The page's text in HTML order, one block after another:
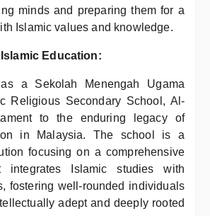
minds and preparing them for a
Islamic values and knowledge.
Education:
a Sekolah Menengah Ugama
Religious Secondary School, Al-
to the enduring legacy of
in Malaysia. The school is a
focusing on a comprehensive
integrates Islamic studies with
fostering well-rounded individuals
adept and deeply rooted